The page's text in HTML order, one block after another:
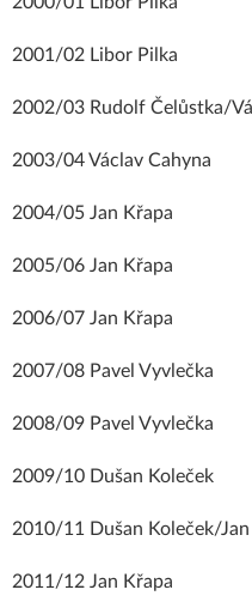
2001/02 Libor Pilka
2002/03 Rudolf Čelůstka/
2003/04 Václav Cahyna
2004/05 Jan Křapa
2005/06 Jan Křapa
2006/07 Jan Křapa
2007/08 Pavel Vyvlečka
2008/09 Pavel Vyvlečka
2009/10 Dušan Koleček
2010/11 Dušan Koleček/
2011/12 Jan Křapa